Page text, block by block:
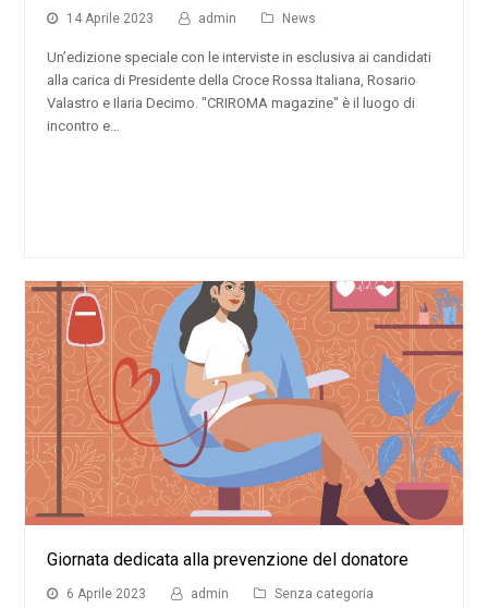
14 Aprile 2023 admin News
Un’edizione speciale con le interviste in esclusiva ai candidati
alla carica di Presidente della Croce Rossa Italiana, Rosario
Valastro e Ilaria Decimo. "CRIROMA magazine" è il luogo di
incontro e…
Giornata dedicata alla prevenzione del donatore
6 Aprile 2023 admin Senza categoria